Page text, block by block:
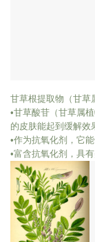
甘草根提取物（甘草
•甘草酸苷（甘草属
的皮肤能起到缓解效
•作为抗氧化剂，它
•富含抗氧化剂，具